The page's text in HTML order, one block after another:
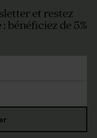
et restez
bénéficiez de 5%